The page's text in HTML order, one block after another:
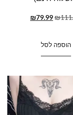
₪
₪79.99
הוספה לסל